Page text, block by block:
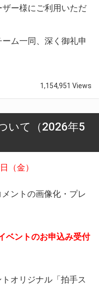
ー様にご利用いただ
ム一同、深く御礼申
1,154,951 Views
いて（2026年5
（金）
ントの画像化・プレ
ベントのお申込み受付
オリジナル「拍手ス